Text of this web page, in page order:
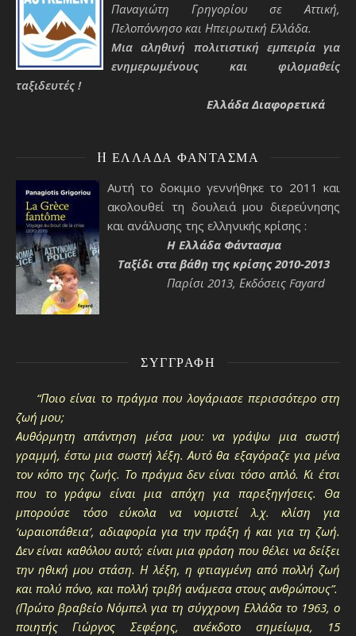
Παναγιώτη Γρηγορίου σε Αττική,
Πελοπόννησο και Ηπειρωτική Ελλάδα.
Μια αληθινή πολιτιστική εμπειρία για
ενημερωμένους και φιλομαθείς
ταξιδευτές !
Ελλάδα Διαφορετικά
H ΕΛΛΆΔΑ ΦΆΝΤΑΣΜΑ
Αυτή το δοκιμιο γεννήθηκε το 2011 και
ακολουθεί τη δουλειά μου διερεύνησης
και ανάλυσης της ελληνικής κρίσης :
H Ελλάδα Φάντασμα
Ταξίδι στα βάθη της κρίσης 2010-2013
Παρίσι 2013, Εκδόσεις Fayard
ΣΥΓΓΡΑΦΉ
“Ποιο είναι το πράγμα που λογάριασε περισσότερο στη
ζωή μου;
Αυθόρμητη απάντηση μέσα μου: να γράψω μια σωστή
γραμμή, έστω μια σωστή λέξη. Αυτό θα εξαγόραζε για μένα
τον κόπο της ζωής. Το πράγμα δεν είναι τόσο απλό. Κι έτσι
που το γράφω είναι μια απόχη για παρεξηγήσεις. Θα
μπορούσε τόσο εύκολα να νομιστεί λ.χ. κλίση για
‘ωραιοπάθεια’, αδιαφορία για την πράξη ή και για τη ζωή.
Δεν είναι καθόλου αυτό; είναι μια φράση που θέλει να δείξει
την ηθική μου στάση. Η λέξη, η φτιαγμένη από πολλή ζωή
και πολύ πόνο, και πολλή τριβή ανάμεσα στους ανθρώπους”.
(Πρώτο βραβείο Νόμπελ για τη σύγχρονη Ελλάδα το 1963, ο
ποιητής Γιώργος Σεφέρης, ανέκδοτο σημείωμα, 15